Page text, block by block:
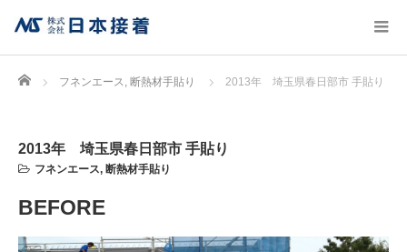
Home フネンエース, 断熱材手貼り 2013年 埼玉県春日部市 手貼り
2013年 埼玉県春日部市 手貼り
フネンエース, 断熱材手貼り
BEFORE